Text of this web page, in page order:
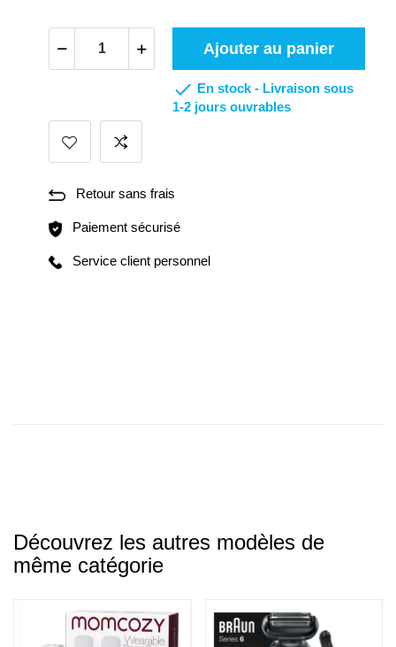
Ajouter au panier
 En stock - Livraison sous
1-2 jours ouvrables
Retour sans frais
Paiement sécurisé
Service client personnel
Découvrez les autres modèles de
même catégorie